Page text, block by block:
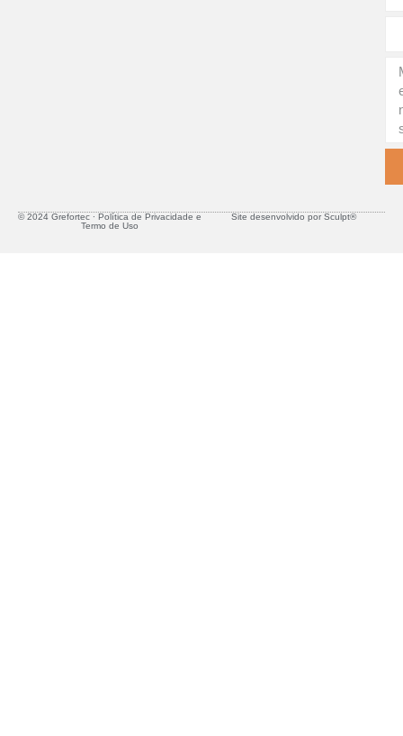
© 2024 Grefortec ∙ Política de Privacidade e
Termo de Uso
Site desenvolvido por Sculpt®